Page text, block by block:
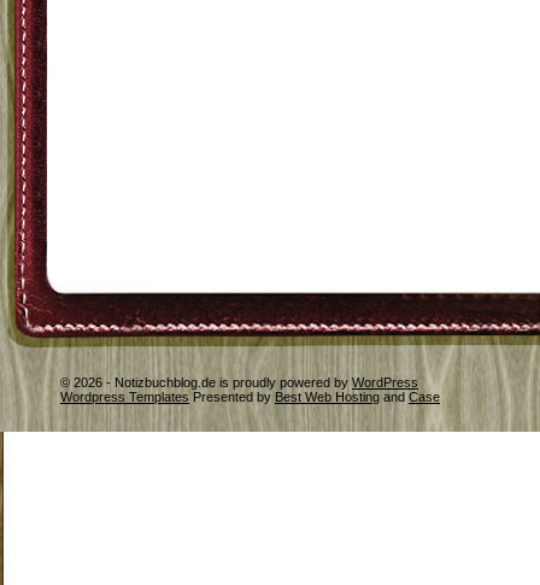
© 2026 - Notizbuchblog.de is proudly powered by WordPress
Wordpress Templates Presented by Best Web Hosting and Case